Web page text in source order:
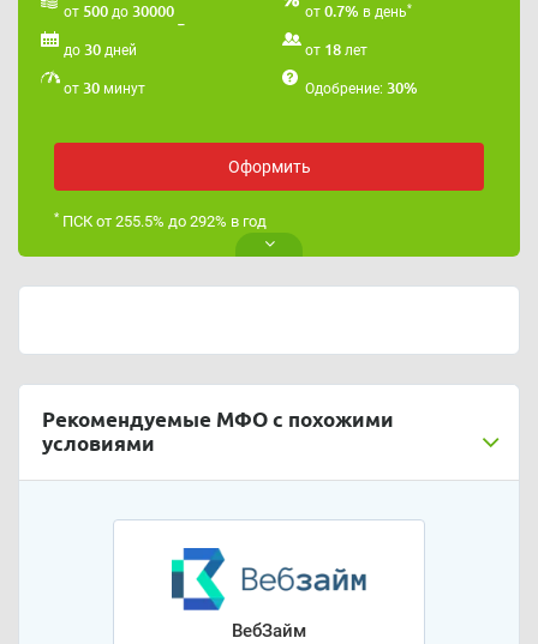
от 500 до 30000 от 0.7% в день*
до 30 дней от 18 лет
от 30 минут Одобрение: 30%
Оформить
*ПСК от 255.5% до 292% в год
Рекомендуемые МФО с похожими
условиями
ВебЗайм